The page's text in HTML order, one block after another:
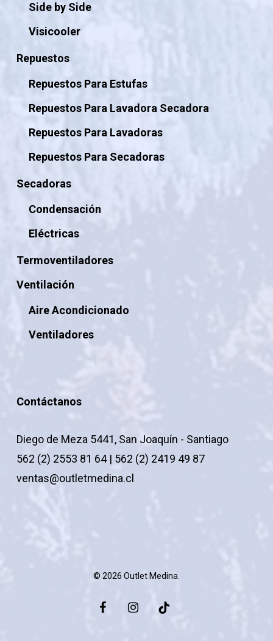
Side by Side
Visicooler
Repuestos
Repuestos Para Estufas
Repuestos Para Lavadora Secadora
Repuestos Para Lavadoras
Repuestos Para Secadoras
Secadoras
Condensación
Eléctricas
Termoventiladores
Ventilación
Aire Acondicionado
Ventiladores
Contáctanos
Diego de Meza 5441, San Joaquín - Santiago
562 (2) 2553 81 64 | 562 (2) 2419 49 87
ventas@outletmedina.cl
© 2026 Outlet Medina.
facebookinstagramtiktok